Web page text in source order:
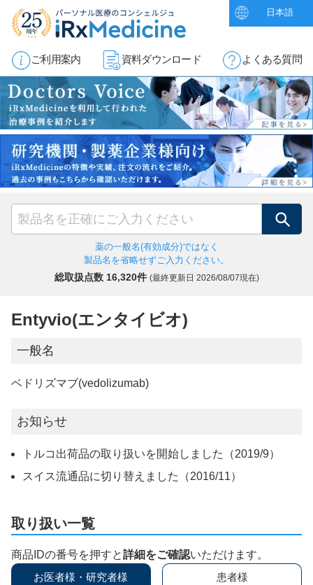
日本語
ご利用案内 資料ダウンロード よくある質問
検索
薬の一般名(有効成分)ではなく
製品名を省略せずご入力ください。
総取扱点数 16,320件 (最終更新日 2026/08/07現在)
Entyvio(エンタイビオ)
一般名
ベドリズマブ(vedolizumab)
お知らせ
トルコ出荷品の取り扱いを開始しました（2019/9）
スイス流通品に切り替えました（2016/11）
取り扱い一覧
商品IDの番号を押すと詳細をご確認いただけます。
お医者様・研究者様
患者様